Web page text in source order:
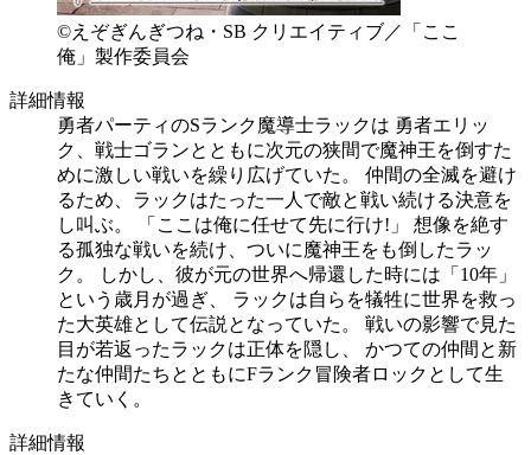
©えぞぎんぎつね・SB クリエイティブ／「ここ
俺」製作委員会
詳細情報
勇者パーティのSランク魔導士ラックは 勇者エリッ
ク、戦士ゴランとともに次元の狭間で魔神王を倒すた
めに激しい戦いを繰り広げていた。 仲間の全滅を避け
るため、ラックはたった一人で敵と戦い続ける決意を
し叫ぶ。 「ここは俺に任せて先に行け!」 想像を絶す
る孤独な戦いを続け、ついに魔神王をも倒したラッ
ク。 しかし、彼が元の世界へ帰還した時には「10年」
という歳月が過ぎ、 ラックは自らを犠牲に世界を救っ
た大英雄として伝説となっていた。 戦いの影響で見た
目が若返ったラックは正体を隠し、 かつての仲間と新
たな仲間たちとともにFランク冒険者ロックとして生
きていく。
詳細情報